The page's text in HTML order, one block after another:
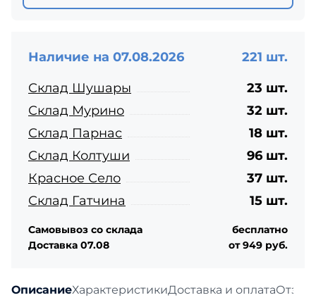
ОписаниеХарактеристикиДоставка и оплата
Наличие на 07.08.2026
221 шт.
Склад Шушары
23 шт.
Склад Мурино
32 шт.
Склад Парнас
18 шт.
Склад Колтуши
96 шт.
Красное Село
37 шт.
Склад Гатчина
15 шт.
Самовывоз со склада
бесплатно
Доставка 07.08
от 949 руб.